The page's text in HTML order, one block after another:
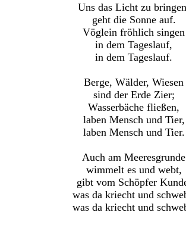
Uns das Licht zu
geht die Sonne auf.
Vöglein fröhlich singen
in dem Tageslauf,
in dem Tageslauf.
Berge, Wälder, Wiesen
sind der Erde Zier;
Wasserbäche fließen,
laben Mensch und Tier,
laben Mensch und Tier.
Auch am Meeresgrunde
wimmelt es und webt,
gibt vom Schöpfer
was da kriecht und
was da kriecht und